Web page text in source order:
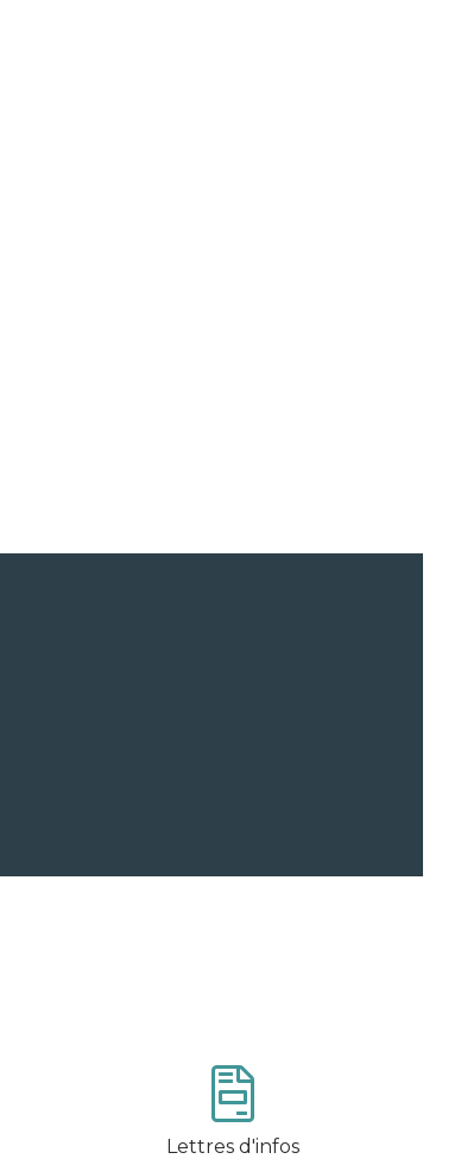
Lettres d'infos